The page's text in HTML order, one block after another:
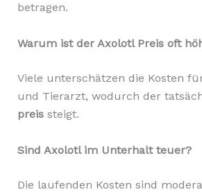
betragen.
Warum ist der Axolotl Preis oft
Viele unterschätzen die Kosten
und Tierarzt, wodurch der
preissteigt.
Sind Axolotl im Unterhalt teuer?
Die laufenden Kosten sind